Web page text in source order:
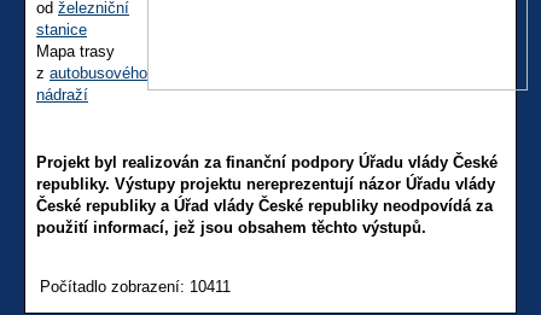
od železniční
stanice
Mapa trasy
z autobusového
nádraží
Projekt byl realizován za finanční podpory Úřadu vlády České
republiky. Výstupy projektu nereprezentují názor Úřadu vlády
České republiky a Úřad vlády České republiky neodpovídá za
použití informací, jež jsou obsahem těchto výstupů.
Počítadlo zobrazení: 10411